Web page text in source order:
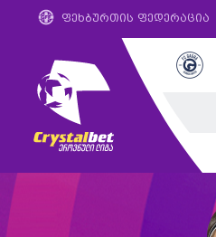
ფეხბურთის ფედერაცია